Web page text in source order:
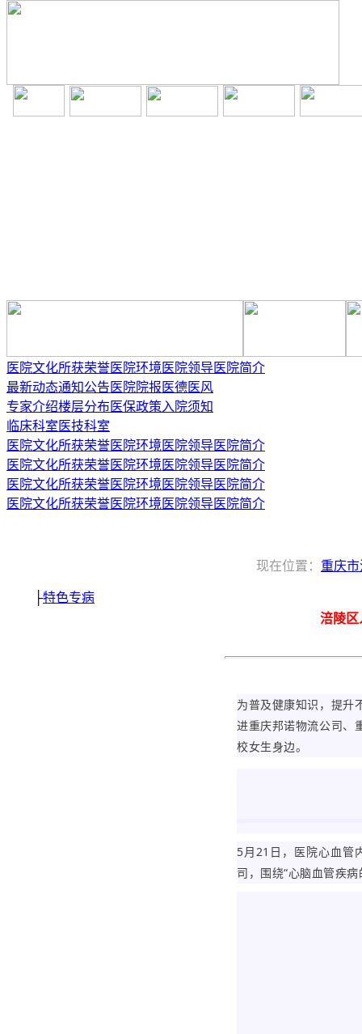
医院文化所获荣誉医院环境 医院领导医院简介
最新动态通知公告 医院院报 医德医风
专家介绍楼层分布 医保政策 入院须知
临床科室 医技科室
医院文化所获荣誉医院环境 医院领导医院简介
医院文化所获荣誉医院环境 医院领导医院简介
医院文化所获荣誉医院环境 医院领导医院简介
医院文化所获荣誉医院环境 医院领导医院简介
├特色专病
现在位置： 重庆
涪陵
为普及健康知识，提升
进重庆邦诺物流公司、
校女生身边。
5月21日，医院心血管
司，围绕“心脑血管疾